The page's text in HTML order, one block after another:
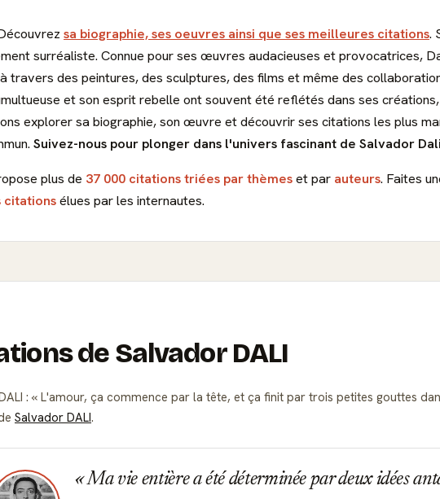
sa biographie, ses oeuvres ainsi que ses meilleures citations.
surréaliste. Connue pour ses œuvres audacieuses et provocatrices,
travers des peintures, des sculptures, des films et même des
et son esprit rebelle ont souvent été reflétés dans ses
explorer sa biographie, son œuvre et découvrir ses citations les plus
Suivez-nous pour plonger dans l'univers fascinant de Salvador
plus de 37 000 citations triées par thèmeset par auteurs. Faites
citationsélues par les internautes.
de Salvador DALI
: L'amour, ça commence par la tête, et ça finit par trois petites gouttes
Salvador DALI.
Ma vie entière a été déterminée par deux idées